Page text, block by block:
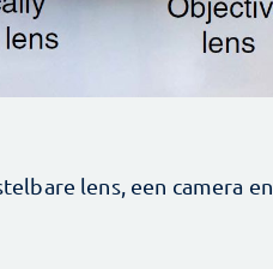
lens, een camera en